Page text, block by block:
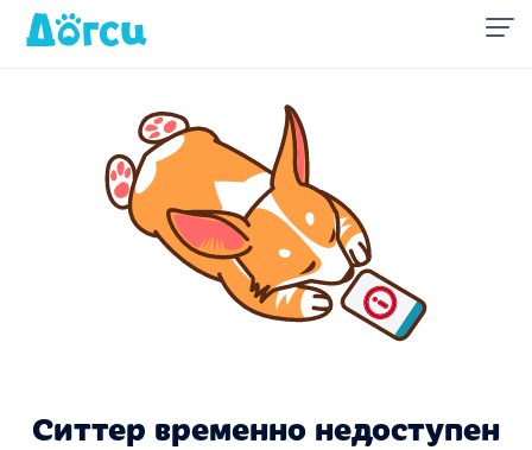
Ситтер временно недоступен